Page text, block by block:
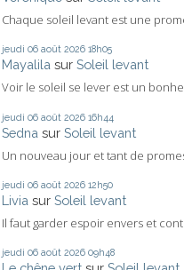
Chaque soleil levant est une
jeudi 06 août 2026 18h05
Mayalila sur Soleil levant
Voir le soleil se lever est un
jeudi 06 août 2026 16h44
Sedna sur Soleil levant
Un nouveau jour et tant de
jeudi 06 août 2026 12h50
Livia sur Soleil levant
Il faut garder espoir envers et
jeudi 06 août 2026 09h48